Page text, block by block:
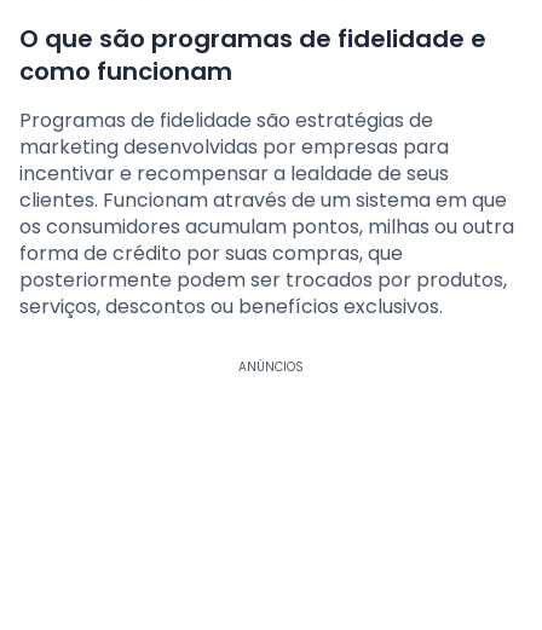
O que são programas de fidelidade e
como funcionam
Programas de fidelidade são estratégias de
marketing desenvolvidas por empresas para
incentivar e recompensar a lealdade de seus
clientes. Funcionam através de um sistema em que
os consumidores acumulam pontos, milhas ou outra
forma de crédito por suas compras, que
posteriormente podem ser trocados por produtos,
serviços, descontos ou benefícios exclusivos.
ANÚNCIOS